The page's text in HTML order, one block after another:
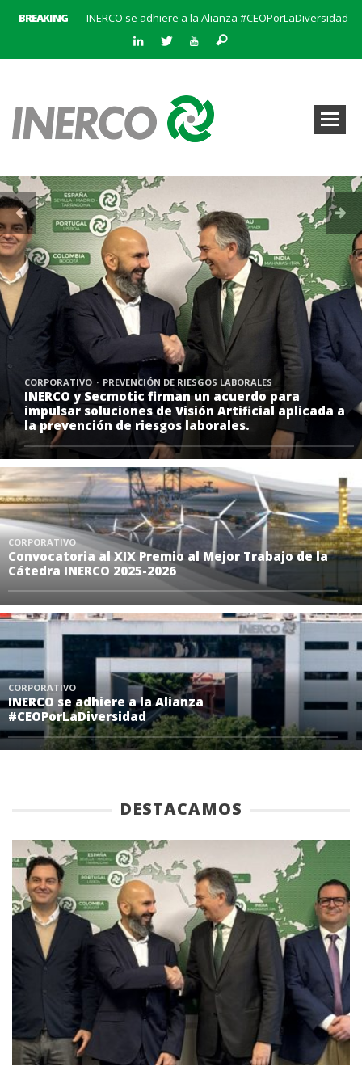
BREAKING INERCO se adhiere a la Alianza #CEOPorLaDiversidad
INERCO participa en la V Edición Sputnik
Convocatoria al XIX Premio al Mejor Trabajo de la Cátedra INERCO 2025-2026
CORPORATIVO PREVENCIÓN DE RIESGOS LABORALES
INERCO y Secmotic firman un acuerdo para
impulsar soluciones de Visión Artificial aplicada a
la prevención de riesgos laborales.
CORPORATIVO
Convocatoria al XIX Premio al Mejor Trabajo de la
Cátedra INERCO 2025-2026
CORPORATIVO
INERCO se adhiere a la Alianza
#CEOPorLaDiversidad
DESTACAMOS